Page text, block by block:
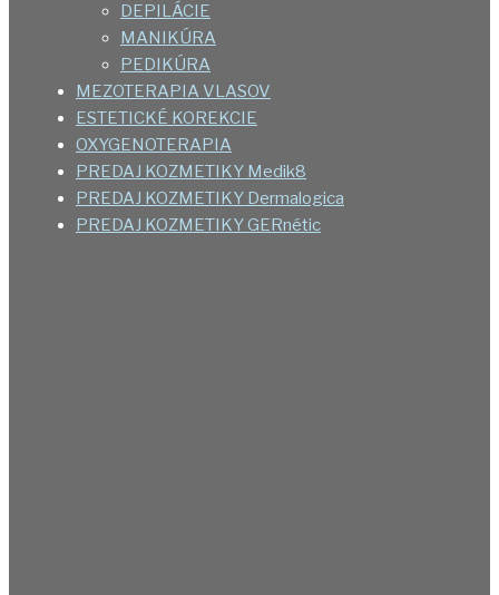
DEPILÁCIE
MANIKÚRA
PEDIKÚRA
MEZOTERAPIA VLASOV
ESTETICKÉ KOREKCIE
OXYGENOTERAPIA
PREDAJ KOZMETIKY Medik8
PREDAJ KOZMETIKY Dermalogica
PREDAJ KOZMETIKY GERnétic